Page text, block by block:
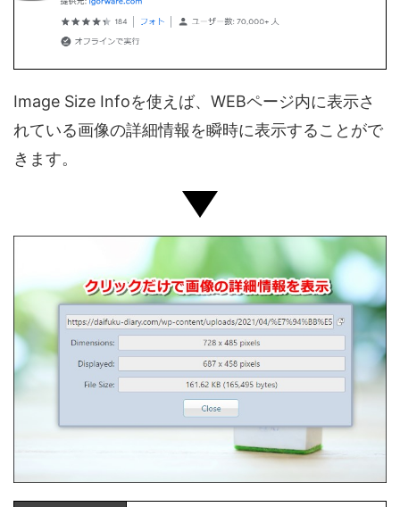
Image Size Infoを使えば、WEBページ内に表示さ
れている画像の詳細情報を瞬時に表示することがで
きます。